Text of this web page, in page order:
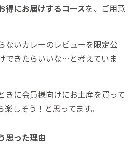
得にお届けするコースを、ご用意
ないカレーのレビューを限定公
できたらいいな…と考えていま
きに会員様向けにお土産を買って
しそう！と思ってます。
思った理由